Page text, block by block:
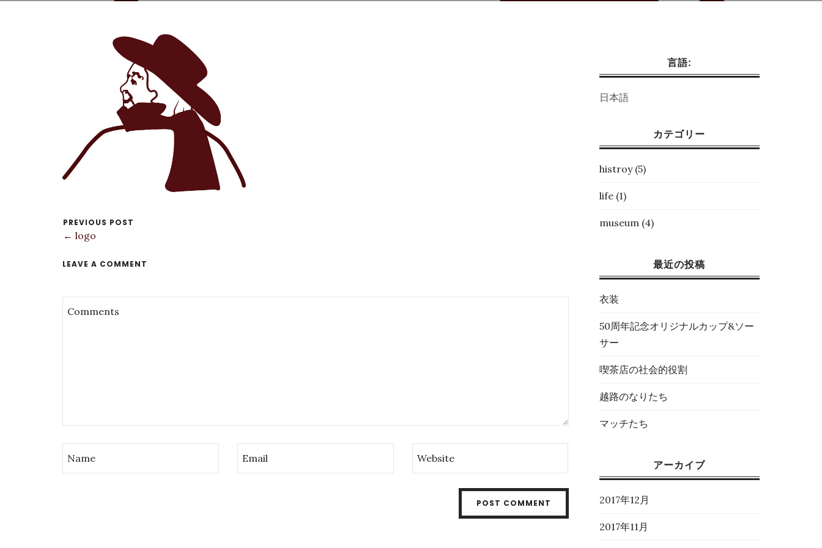
PREVIOUS POST
← logo
LEAVE A COMMENT
言語:
日本語
カテゴリー
histroy(5)
life(1)
museum(4)
最近の投稿
衣装
50周年記念オリジナルカップ&ソー
サー
喫茶店の社会的役割
越路のなりたち
マッチたち
アーカイブ
2017年12月
2017年11月